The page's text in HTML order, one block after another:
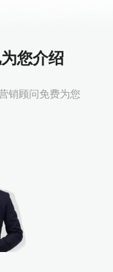
您介绍
销顾问免费为您